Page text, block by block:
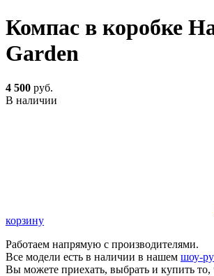
Компас в коробке
Garden
4 500 руб.
В наличии
корзину
Работаем напрямую с производителями.
Все модели есть в наличии в нашем шоу-
Вы можете приехать, выбрать и купить то,